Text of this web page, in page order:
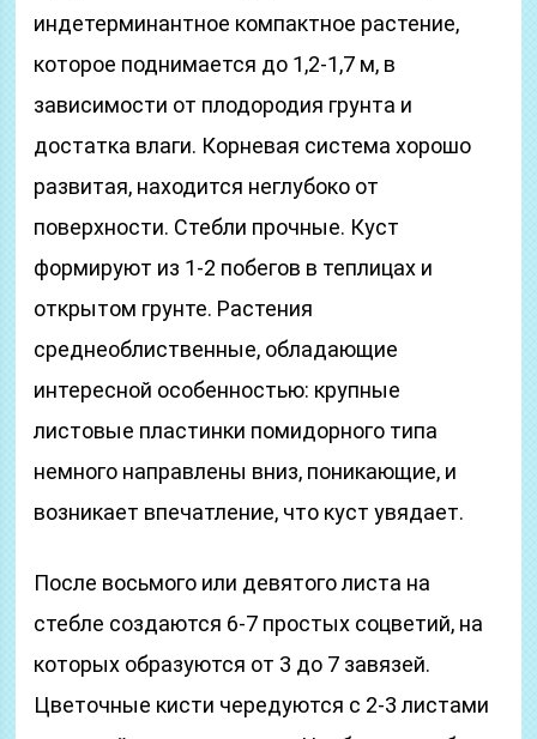
индетерминантное компактное растение,
которое поднимается до 1,2-1,7 м, в
зависимости от плодородия грунта и
достатка влаги. Корневая система хорошо
развитая, находится неглубоко от
поверхности. Стебли прочные. Куст
формируют из 1-2 побегов в теплицах и
открытом грунте. Растения
среднеоблиственные, обладающие
интересной особенностью: крупные
листовые пластинки помидорного типа
немного направлены вниз, поникающие, и
возникает впечатление, что куст увядает.
После восьмого или девятого листа на
стебле создаются 6-7 простых соцветий, на
которых образуются от 3 до 7 завязей.
Цветочные кисти чередуются с 2-3 листами